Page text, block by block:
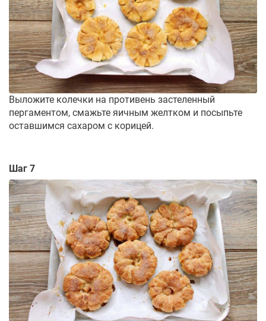
Выложите колечки на противень застеленный
пергаментом, смажьте яичным желтком и посыпьте
оставшимся сахаром с корицей.
Шаг 7